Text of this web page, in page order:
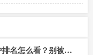
期货开户排名怎么看？别被榜单迷惑，抓住这三大核心指标